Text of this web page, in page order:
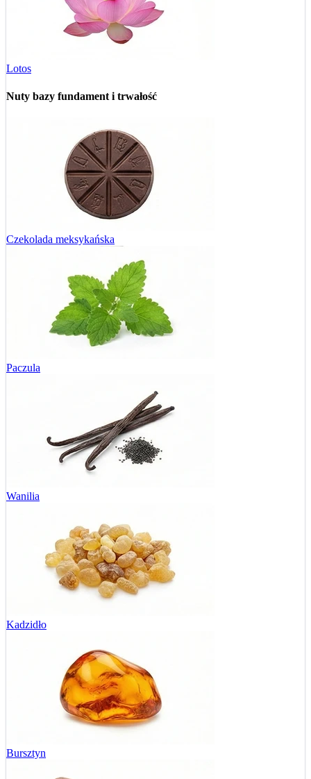
Lotos
Nuty bazy fundament i trwałość
Czekolada meksykańska
Paczula
Wanilia
Kadzidło
Bursztyn